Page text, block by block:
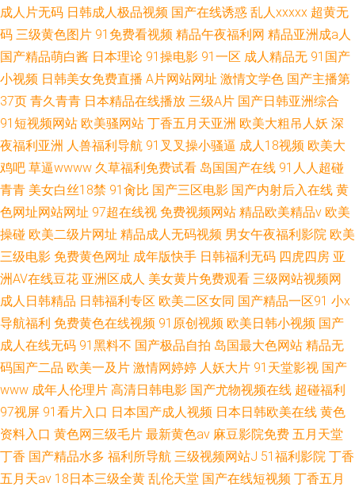
成人片无码 日韩成人极品视频 国产在线诱惑 乱人xxxxx 超黄无
码 三级黄色图片 91免费看视频 精品午夜福利网 精品亚洲成a人
国产精品萌白酱 日本理论 91操电影 91一区 成人精品无 91国产
小视频 日韩美女免费直播 A片网站网址 激情文学色 国产主播第
37页 青久青青 日本精品在线播放 三级A片 国产日韩亚洲综合
91短视频网站 欧美骚网站 丁香五月天亚洲 欧美大粗吊人妖 深
夜福利亚洲 人兽福利导航 91叉叉操小骚逼 成人18视频 欧美大
鸡吧 草逼wwww 久草福利免费试看 岛国国产在线 91人人超碰
青青 美女白丝18禁 91肏比 国产三区电影 国产内射后入在线 黄
色网址网站网址 97超在线视 免费视频网站 精品欧美精品v 欧美
操碰 欧美二级片网址 精品成人无码视频 男女午夜福利影院 欧美
三级电影 免费黄色网址 成年版快手 日韩福利无码 四虎四房 亚
洲AV在线豆花 亚洲区成人 美女黄片免费观看 三级网站视频网
成人日韩精品 日韩福利专区 欧美二区女同 国产精品一区91 小x
导航福利 免费黄色在线视频 91原创视频 欧美日韩小视频 国产
成人在线无码 91黑料不 国产极品自拍 岛国最大色网站 精品无
码国产二品 欧美一及片 激情网婷婷 人妖大片 91天堂影视 国产
www 成年人伦理片 高清日韩电影 国产尤物视频在线 超碰福利
97视屏 91看片入口 日本国产成人视频 日本日韩欧美在线 黄色
资料入口 黄色网三级毛片 最新黄色av 麻豆影院免费 五月天堂
丁香 国产精品水多 福利所导航 三级视频网站J 51福利影院 丁香
五月天av 18日本三级全黄 乱伦天堂 国产在线短视频 丁香五月